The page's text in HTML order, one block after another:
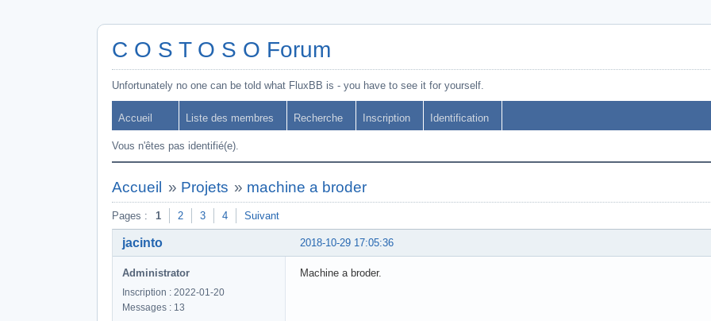
C O S T O S O Forum
Unfortunately no one can be told what FluxBB is - you have to see it for yourself.
Accueil Liste des membres Recherche Inscription Identification
Vous n'êtes pas identifié(e).
Accueil » Projets » machine a broder
Pages : 1 2 3 4 Suivant
2018-10-29 17:05:36
jacinto
Administrator
Inscription : 2022-01-20
Messages : 13
Machine a broder.